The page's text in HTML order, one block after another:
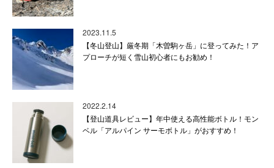
2023.11.5
【冬山登山】厳冬期「木曽駒ヶ岳」に登ってみた！ア
プローチが短く雪山初心者にもお勧め！
2022.2.14
【登山道具レビュー】年中使える高性能ボトル！モン
ベル「アルパイン サーモボトル」がおすすめ！